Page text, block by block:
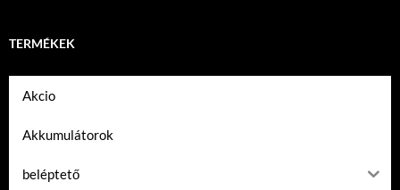
TERMÉKEK
Akcio
Akkumulátorok
beléptető